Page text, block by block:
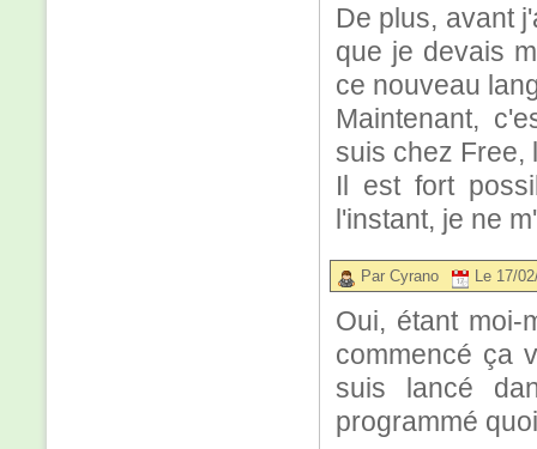
De plus, avant
que je devais
ce nouveau
Maintenant,
suis chez Free,
Il est fort
l'instant, je ne
Par Cyrano Le 17/
Oui, étant moi-
commencé ça
suis lancé
programmé